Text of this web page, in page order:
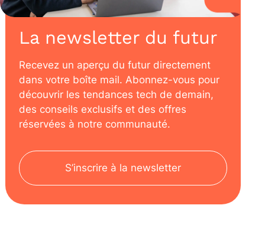
La newsletter du futur
Recevez un aperçu du futur directement
dans votre boîte mail. Abonnez-vous pour
découvrir les tendances tech de demain,
des conseils exclusifs et des offres
réservées à notre communauté.
S’inscrire à la newsletter